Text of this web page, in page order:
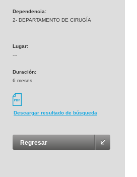
Dependencia:
2- DEPARTAMENTO DE CIRUGÍA
Lugar:
---
Duración:
6 meses
Descargar resultado de búsqueda
Regresar